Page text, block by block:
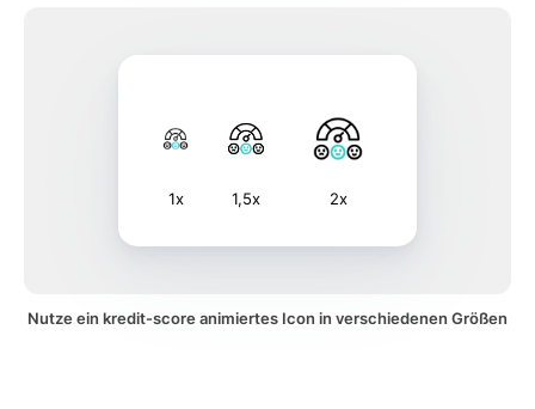
1x 1,5x 2x
Nutze ein kredit-score animiertes Icon in verschiedenen Größen